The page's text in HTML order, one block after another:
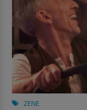
ZENE